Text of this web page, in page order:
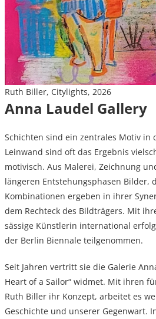
Ruth Biller, Citylights, 2026
Anna Laudel Gallery
Schichten sind ein zentrales Motiv
Leinwand sind oft das Ergebnis
motivisch. Aus Malerei, Zeichnung
längeren Entstehungsphasen Bilder,
Kombinationen ergeben in ihrer
dem Rechteck des Bildträgers. Mit
sässige Künstlerin international
der Berlin Biennale teilgenommen.
Seit Jahren vertritt sie die Galerie
Heart of a Sailor“ widmet. Mit ihren
Ruth Biller ihr Konzept, arbeitet es
Geschichte und unserer Gegenwart.